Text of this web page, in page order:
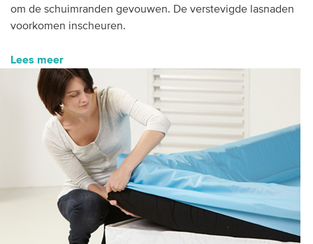
om de schuimranden gevouwen. De verstevigde lasnaden
voorkomen inscheuren.
Lees meer